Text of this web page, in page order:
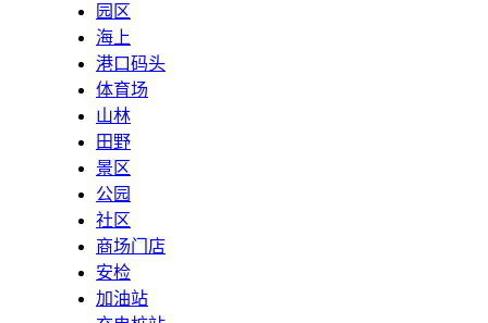
园区
海上
港口码头
体育场
山林
田野
景区
公园
社区
商场门店
安检
加油站